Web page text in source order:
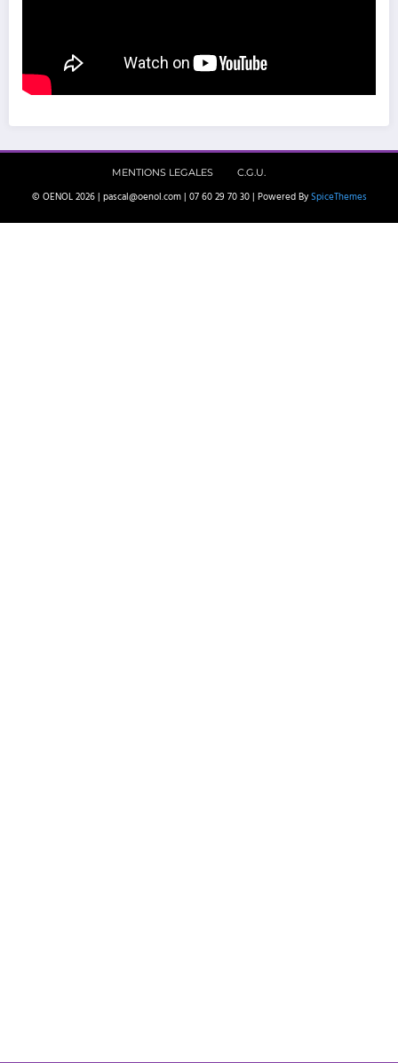
MENTIONS LEGALES C.G.U.
© OENOL 2026 | pascal@oenol.com | 07 60 29 70 30 | Powered By SpiceThemes